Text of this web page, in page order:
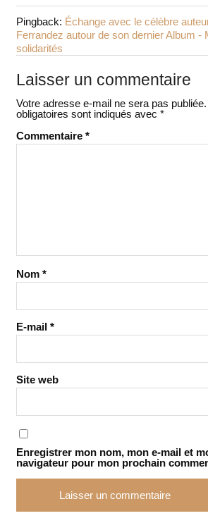
Pingback: Échange avec le célèbre
Ferrandez autour de son dernier Album -
solidarités
Laisser un commentaire
Votre adresse e-mail ne sera pas publiée.
obligatoires sont indiqués avec *
Commentaire *
Nom *
E-mail *
Site web
Enregistrer mon nom, mon e-mail et
navigateur pour mon prochain